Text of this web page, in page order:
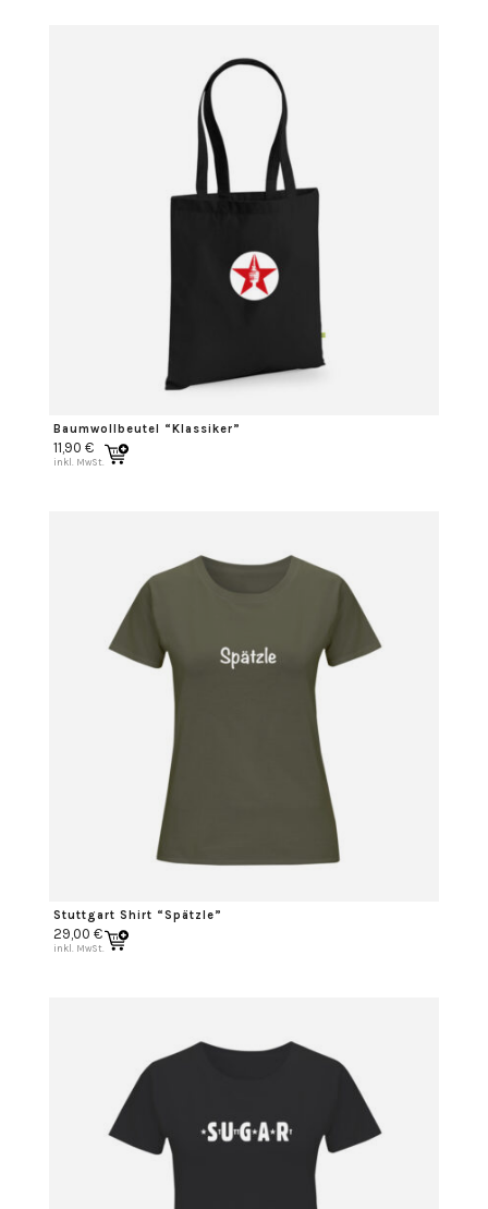
Baumwollbeutel “Klassiker”
11,90 €
inkl. MwSt.
Stuttgart Shirt “Spätzle”
29,00 €
inkl. MwSt.